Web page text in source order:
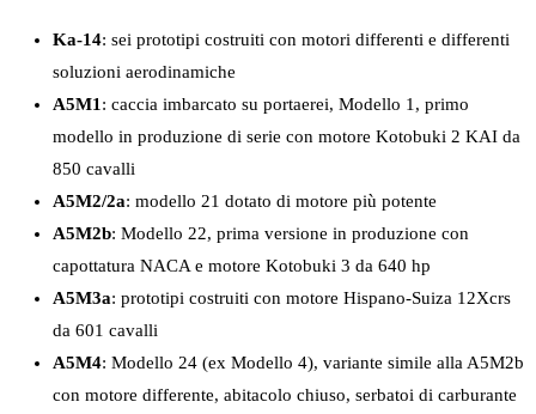
Ka-14: sei prototipi costruiti con motori differenti e differenti
soluzioni aerodinamiche
A5M1 : caccia imbarcato su portaerei, Modello 1, primo
modello in produzione di serie con motore Kotobuki 2 KAI da
850 cavalli
A5M2/2a: modello 21 dotato di motore più potente
A5M2b: Modello 22, prima versione in produzione con
capottatura NACA e motore Kotobuki 3 da 640 hp
A5M3a: prototipi costruiti con motore Hispano-Suiza 12Xcrs
da 601 cavalli
A5M4: Modello 24 (ex Modello 4), variante simile alla A5M2b
con motore differente, abitacolo chiuso, serbatoi di carburante